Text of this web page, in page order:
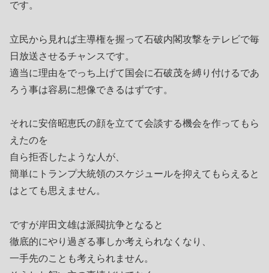
です。
立民から見れば主導権を握って石破内閣攻撃をテレビで毎
日放送させるチャンスです。
適当に理由をでっち上げて国会に石破茂を縛り付けるであ
ろう事は容易に想像できるはずです。
それに安倍昭恵氏の顔を立てて会談する機会を作ってもら
えたのを
自ら拒否したような人が、
簡単にトランプ大統領のスケジュールを抑えてもらえると
はとても思えません。
ですが岸田文雄は派閥抗争となると
徹底的にやり過ぎる事しか考えられなくなり、
一手先のことも考えられません。